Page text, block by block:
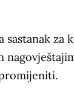
sastanak za